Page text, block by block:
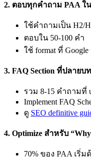
2. ตอบทุกคำถาม PAA ใ
ใช้คำถามเป็น H2/
ตอบใน 50-100 คำ
ใช้ format ที่ Google
3. FAQ Section ที่ปลายบ
รวม 8-15 คำถามที่
Implement FAQ
ดู SEO definitive
4. Optimize สำหรับ
70% ของ PAA เริ่ม